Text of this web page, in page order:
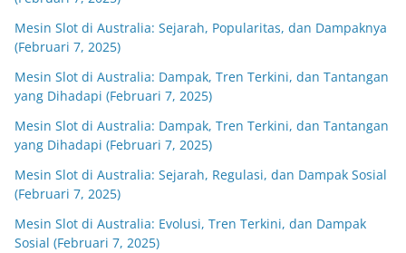
Mesin Slot di Australia: Sejarah, Popularitas, dan Dampaknya
(Februari 7, 2025)
Mesin Slot di Australia: Dampak, Tren Terkini, dan Tantangan
yang Dihadapi (Februari 7, 2025)
Mesin Slot di Australia: Dampak, Tren Terkini, dan Tantangan
yang Dihadapi (Februari 7, 2025)
Mesin Slot di Australia: Sejarah, Regulasi, dan Dampak Sosial
(Februari 7, 2025)
Mesin Slot di Australia: Evolusi, Tren Terkini, dan Dampak
Sosial (Februari 7, 2025)